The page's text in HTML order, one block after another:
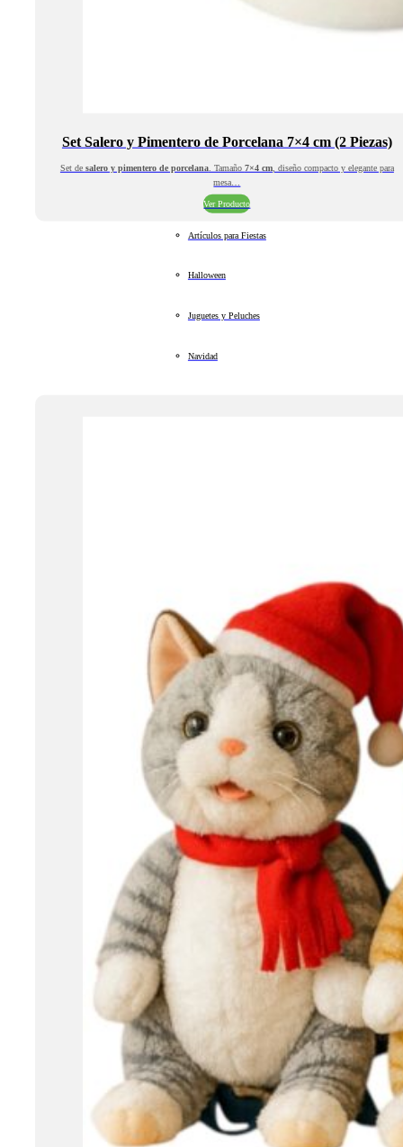
Set Salero y Pimentero de Porcelana 7×4 cm (2 Piezas)
Set de salero y pimentero de porcelana. Tamaño 7×4 cm, diseño compacto y elegante para
mesa…
Ver Producto
Artículos para Fiestas
Halloween
Juguetes y Peluches
Navidad